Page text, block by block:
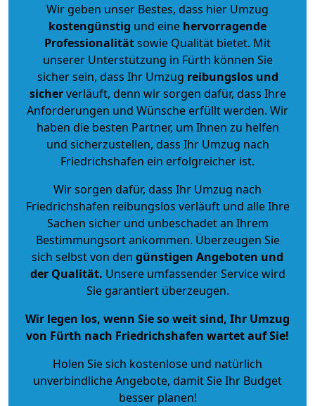
Wir geben unser Bestes, dass hier Umzug
kostengünstig und eine hervorragende
Professionalitätsowie Qualität bietet. Mit
unserer Unterstützung in Fürth können Sie
sicher sein, dass Ihr Umzug reibungslos und
sicherverläuft, denn wir sorgen dafür, dass Ihre
Anforderungen und Wünsche erfüllt werden. Wir
haben die besten Partner, um Ihnen zu helfen
und sicherzustellen, dass Ihr Umzug nach
Friedrichshafen ein erfolgreicher ist.
Wir sorgen dafür, dass Ihr Umzug nach
Friedrichshafen reibungslos verläuft und alle Ihre
Sachen sicher und unbeschadet an Ihrem
Bestimmungsort ankommen. Überzeugen Sie
sich selbst von den günstigen Angeboten und
der Qualität. Unsere umfassender Service wird
Sie garantiert überzeugen.
Wir legen los, wenn Sie so weit sind, Ihr Umzug
von Fürth nach Friedrichshafen wartet auf Sie!
Holen Sie sich kostenlose und natürlich
unverbindliche Angebote, damit Sie Ihr Budget
besser planen!